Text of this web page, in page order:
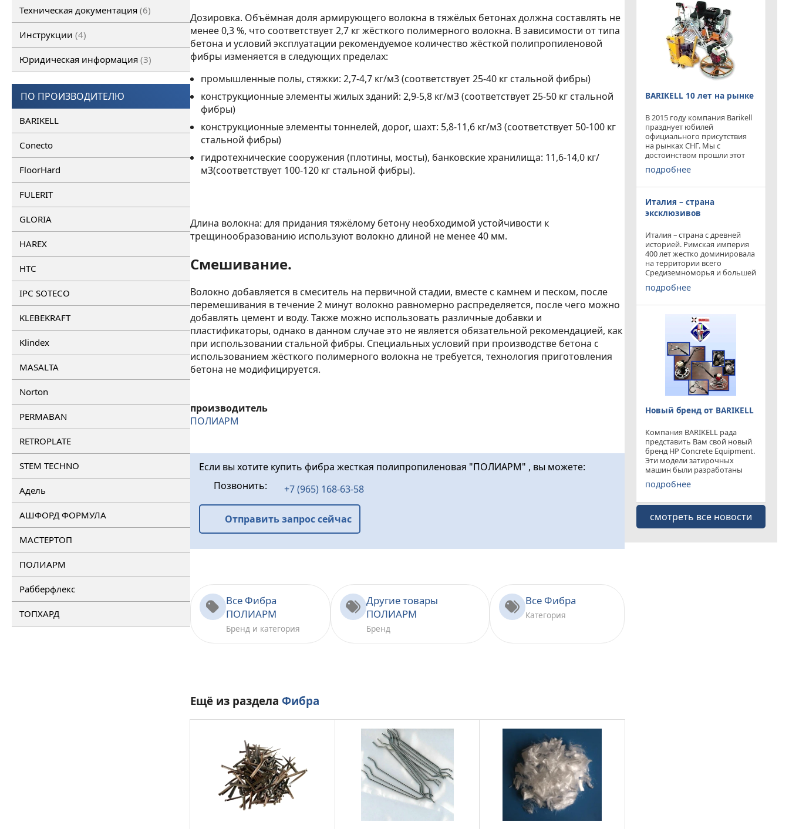
Техническая документация 6
Инструкции 4
Юридическая информация 3
ПО ПРОИЗВОДИТЕЛЮ
BARIKELL
Conecto
FloorHard
FULERIT
GLORIA
HAREX
HTC
IPC SOTECO
KLEBEKRAFT
Klindex
MASALTA
Norton
PERMABAN
RETROPLATE
STEM TECHNO
Адель
АШФОРД ФОРМУЛА
МАСТЕРТОП
ПОЛИАРМ
Рабберфлекс
ТОПХАРД
Дозировка. Объёмная доля армирующего волокна в тяжёлых бетонах должна составлять не
менее 0,3 %, что соответствует 2,7 кг жёсткого полимерного волокна. В зависимости от типа
бетона и условий эксплуатации рекомендуемое количество жёсткой полипропиленовой
фибры изменяется в следующих пределах:
промышленные полы, стяжки: 2,7-4,7 кг/м3 (соответствует 25-40 кг стальной фибры)
конструкционные элементы жилых зданий: 2,9-5,8 кг/м3 (соответствует 25-50 кг стальной
фибры)
конструкционные элементы тоннелей, дорог, шахт: 5,8-11,6 кг/м3 (соответствует 50-100 кг
стальной фибры)
гидротехнические сооружения (плотины, мосты), банковские хранилища: 11,6-14,0 кг/
м3(соответствует 100-120 кг стальной фибры).
Длина волокна: для придания тяжёлому бетону необходимой устойчивости к
трещинообразованию используют волокно длиной не менее 40 мм.
Смешивание.
Волокно добавляется в смеситель на первичной стадии, вместе с камнем и песком, после
перемешивания в течение 2 минут волокно равномерно распределяется, после чего можно
добавлять цемент и воду. Также можно использовать различные добавки и
пластификаторы, однако в данном случае это не является обязательной рекомендацией, как
при использовании стальной фибры. Специальных условий при производстве бетона с
использованием жёсткого полимерного волокна не требуется, технология приготовления
бетона не модифицируется.
производитель
ПОЛИАРМ
Если вы хотите купить фибра жесткая полипропиленовая "ПОЛИАРМ" , вы можете:
Позвонить:
+7 (965) 168-63-58
Отправить запрос сейчас
Все Фибра
ПОЛИАРМ
Бренд и категория
Другие товары
ПОЛИАРМ
Бренд
Все Фибра
Категория
Ещё из раздела Фибра
BARIKELL 10 лет на рынке
В 2015 году компания Barikell
празднует юбилей
официального присутствия
на рынках СНГ. Мы с
достоинством прошли этот
отрезок времени ,
конкурируя с
результатов и целей которые
перед собой ставили.
подробнее
Италия – страна
эксклюзивов
Италия – страна с древней
историей. Римская империя
400 лет жестко доминировала
на территории всего
Средиземноморья и большей
частью Европы. Императоры
и правители аппенин
Каждый гражданин Земли
подробнее
Новый бренд от BARIKELL
Компания BARIKELL рада
представить Вам свой новый
бренд HP Concrete Equipment.
Эти модели затирочных
машин были разработаны
специально для
удовлетворения рынка
класса . Данная "белая линия"
представлена несколькими
моделями
подробнее
смотреть все новости